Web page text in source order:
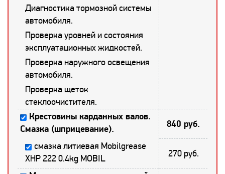
Диагностика тормозной системы
автомобиля.
Проверка уровней и состояния
эксплуатационных жидкостей.
Проверка наружного освещения
автомобиля.
Проверка щеток
стеклоочистителя.
Крестовины карданных валов.
Смазка (шприцевание).
840 руб.
смазка литиевая Mobilgrease
XHP 222 0.4kg MOBIL
270 руб.